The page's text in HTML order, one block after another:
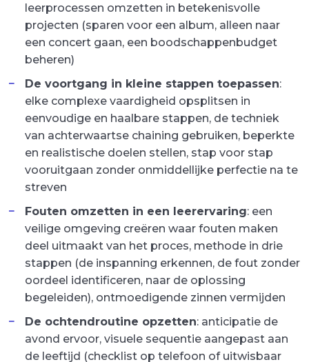
leerprocessen omzetten in betekenisvolle
projecten (sparen voor een album, alleen naar
een concert gaan, een boodschappenbudget
beheren)
De voortgang in kleine stappen toepassen:
elke complexe vaardigheid opsplitsen in
eenvoudige en haalbare stappen, de techniek
van achterwaartse chaining gebruiken, beperkte
en realistische doelen stellen, stap voor stap
vooruitgaan zonder onmiddellijke perfectie na te
streven
Fouten omzetten in een leerervaring: een
veilige omgeving creëren waar fouten maken
deel uitmaakt van het proces, methode in drie
stappen (de inspanning erkennen, de fout zonder
oordeel identificeren, naar de oplossing
begeleiden), ontmoedigende zinnen vermijden
De ochtendroutine opzetten: anticipatie de
avond ervoor, visuele sequentie aangepast aan
de leeftijd (checklist op telefoon of uitwisbaar